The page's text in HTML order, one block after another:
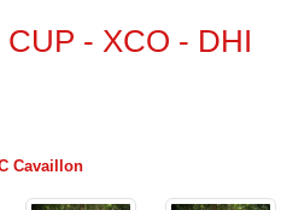
- XCO - DHI
Cavaillon